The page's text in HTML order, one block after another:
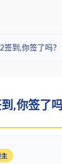
签到,你签了吗？
,你签了